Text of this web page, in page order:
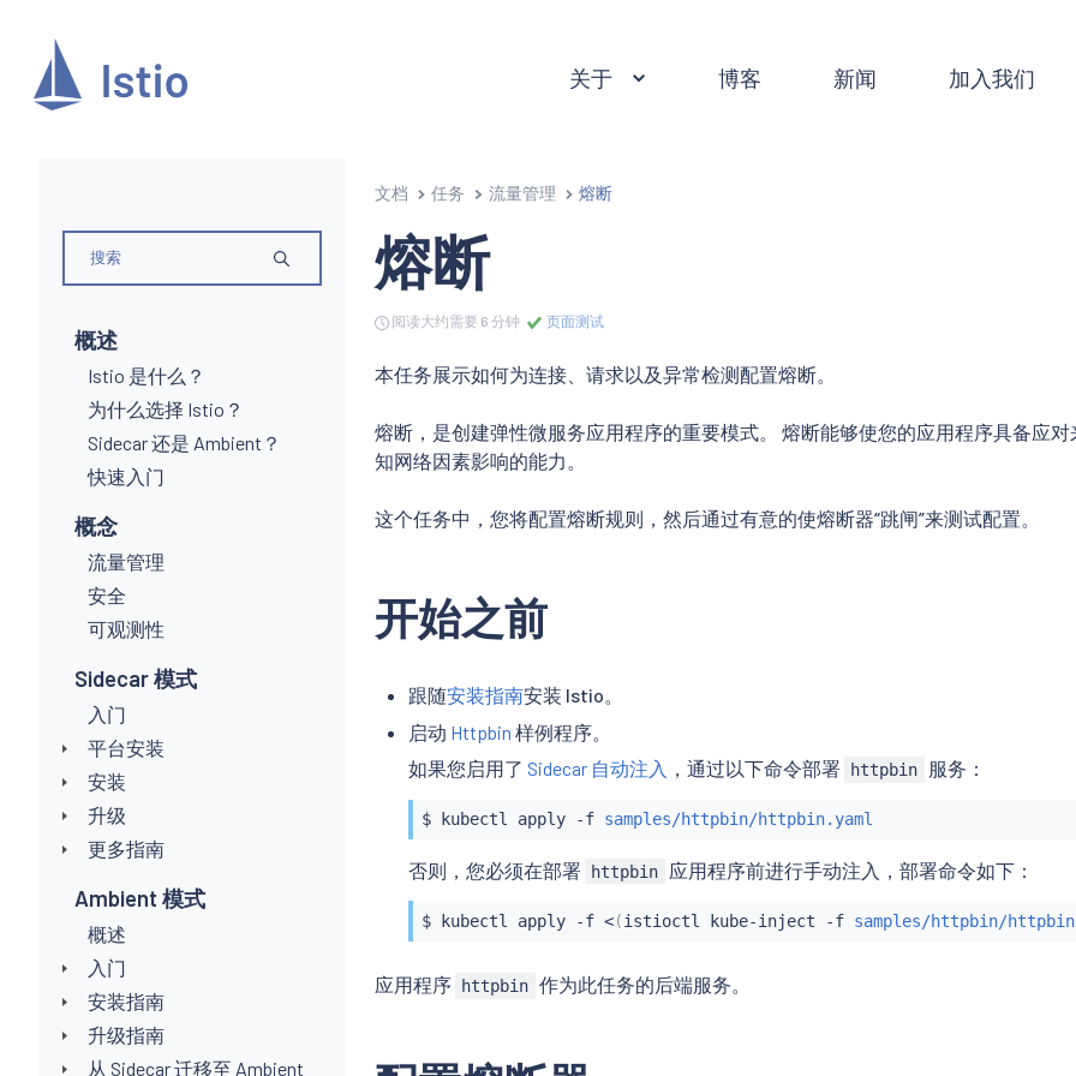
关于 博客 新闻 加入我们
概述
Istio 是什么？
为什么选择 Istio？
Sidecar 还是 Ambient？
快速入门
概念
流量管理
安全
可观测性
Sidecar 模式
入门
平台安装
安装
升级
更多指南
Ambient 模式
概述
入门
安装指南
升级指南
从 Sidecar 迁移至 Ambient
文档 任务 流量管理 熔断
熔断
阅读大约需要 6 分钟 页面测试
本任务展示如何为连接、请求以及异常检测配置熔断。
熔断，是创建弹性微服务应用程序的重要模式。 熔断能够使您的应用程序具备应
知网络因素影响的能力。
这个任务中，您将配置熔断规则，然后通过有意的使熔断器“跳闸”来测试配置。
开始之前
跟随安装指南安装 Istio。
启动 Httpbin 样例程序。
如果您启用了 Sidecar 自动注入 ，通过以下命令部署 httpbin 服务：
$ kubectl apply -f samples/httpbin/httpbin.yaml
否则，您必须在部署 httpbin 应用程序前进行手动注入，部署命令如下：
$ kubectl apply -f <(istioctl kube-inject -f samples/httpbin/
应用程序 httpbin 作为此任务的后端服务。